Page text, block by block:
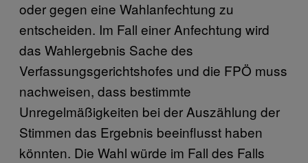
oder gegen eine Wahlanfechtung zu
entscheiden. Im Fall einer Anfechtung wird
das Wahlergebnis Sache des
Verfassungsgerichtshofes und die FPÖ muss
nachweisen, dass bestimmte
Unregelmäßigkeiten bei der Auszählung der
Stimmen das Ergebnis beeinflusst haben
könnten. Die Wahl würde im Fall des Falls